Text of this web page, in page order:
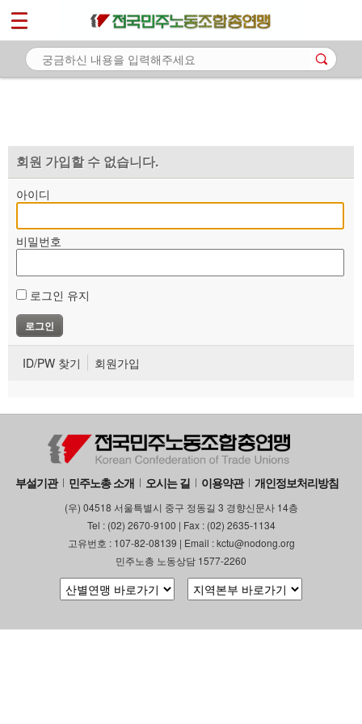
회원 가입할 수 없습니다.
아이디
비밀번호
로그인 유지
ID/PW 찾기 회원가입
부설기관 민주노총 소개 오시는 길 이용약관 개인정보처리방침
(우) 04518 서울특별시 중구 정동길 3 경향신문사 14층
Tel : (02) 2670-9100 | Fax : (02) 2635-1134
고유번호 : 107-82-08139 | Email : kctu@nodong.org
민주노총 노동상담 1577-2260
마이페이지
소개
자료
부설기관